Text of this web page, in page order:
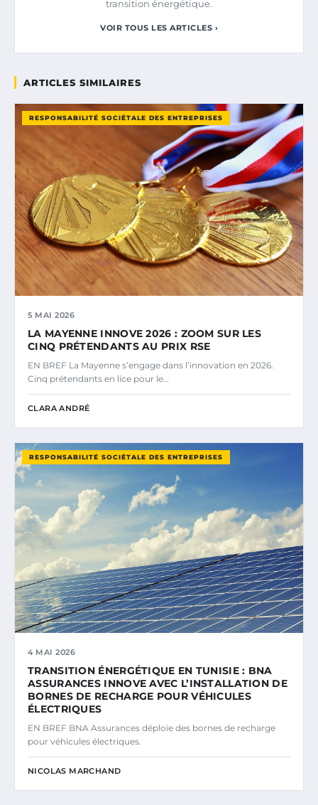
transition énergétique.
VOIR TOUS LES ARTICLES ›
ARTICLES SIMILAIRES
RESPONSABILITÉ SOCIÉTALE DES ENTREPRISES
5 MAI 2026
LA MAYENNE INNOVE 2026 : ZOOM SUR LES
CINQ PRÉTENDANTS AU PRIX RSE
EN BREF La Mayenne s’engage dans l’innovation en 2026.
Cinq prétendants en lice pour le…
CLARA ANDRÉ
RESPONSABILITÉ SOCIÉTALE DES ENTREPRISES
4 MAI 2026
TRANSITION ÉNERGÉTIQUE EN TUNISIE : BNA
ASSURANCES INNOVE AVEC L’INSTALLATION DE
BORNES DE RECHARGE POUR VÉHICULES
ÉLECTRIQUES
EN BREF BNA Assurances déploie des bornes de recharge
pour véhicules électriques.
NICOLAS MARCHAND